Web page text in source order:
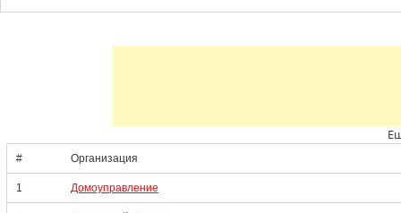
# Организация
1 Домоуправление